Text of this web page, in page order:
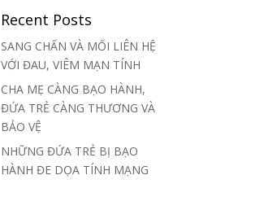
Recent Posts
SANG CHẤN VÀ MỐI LIÊN HỆ
VỚI ĐAU, VIÊM MẠN TÍNH
CHA MẸ CÀNG BẠO HÀNH,
ĐỨA TRẺ CÀNG THƯƠNG VÀ
BẢO VỆ
NHỮNG ĐỨA TRẺ BỊ BẠO
HÀNH ĐE DỌA TÍNH MẠNG